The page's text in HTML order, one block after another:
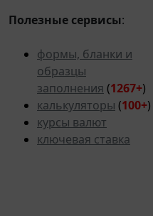
Полезные сервисы:
формы, бланки и
образцы
заполнения (1267+)
калькуляторы (100+)
курсы валют
ключевая ставка